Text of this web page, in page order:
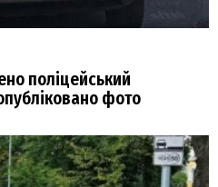
поліцейський
фото